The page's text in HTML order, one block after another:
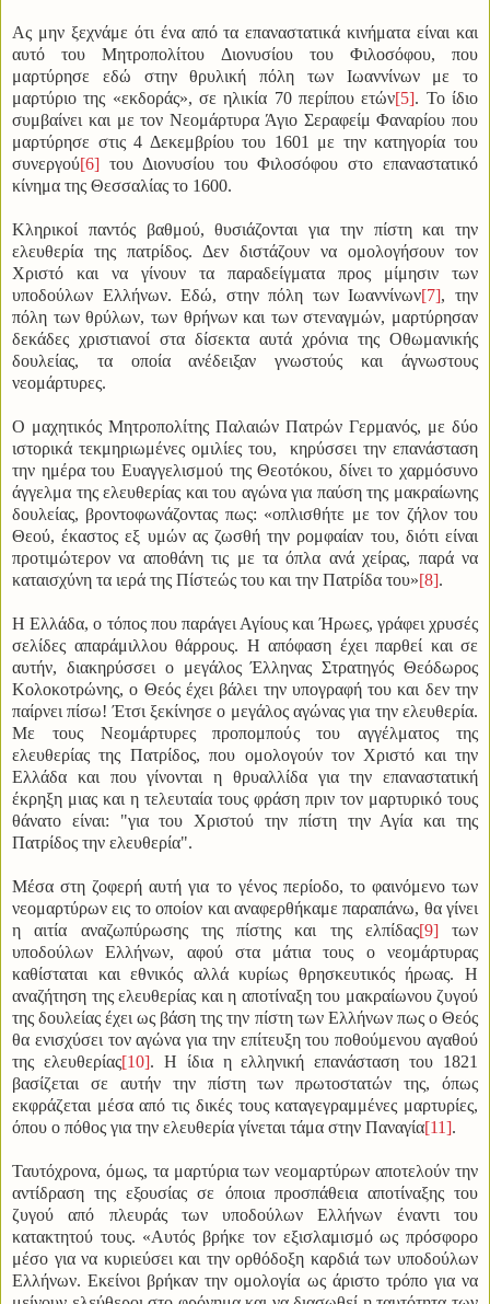
Ας μην ξεχνάμε ότι ένα από τα επαναστατικά κινήματα είναι και
αυτό του Μητροπολίτου Διονυσίου του Φιλοσόφου, που
μαρτύρησε εδώ στην θρυλική πόλη των Ιωαννίνων με το
μαρτύριο της «εκδοράς», σε ηλικία 70 περίπου ετών[5]. Το ίδιο
συμβαίνει και με τον Νεομάρτυρα Άγιο Σεραφείμ Φαναρίου που
μαρτύρησε στις 4 Δεκεμβρίου του 1601 με την κατηγορία του
συνεργού[6] του Διονυσίου του Φιλοσόφου στο επαναστατικό
κίνημα της Θεσσαλίας το 1600.
Κληρικοί παντός βαθμού, θυσιάζονται για την πίστη και την
ελευθερία της πατρίδος. Δεν διστάζουν να ομολογήσουν τον
Χριστό και να γίνουν τα παραδείγματα προς μίμησιν των
υποδούλων Ελλήνων. Εδώ, στην πόλη των Ιωαννίνων[7], την
πόλη των θρύλων, των θρήνων και των στεναγμών, μαρτύρησαν
δεκάδες χριστιανοί στα δίσεκτα αυτά χρόνια της Οθωμανικής
δουλείας, τα οποία ανέδειξαν γνωστούς και άγνωστους
νεομάρτυρες.
Ο μαχητικός Μητροπολίτης Παλαιών Πατρών Γερμανός, με δύο
ιστορικά τεκμηριωμένες ομιλίες του, κηρύσσει την επανάσταση
την ημέρα του Ευαγγελισμού της Θεοτόκου, δίνει το χαρμόσυνο
άγγελμα της ελευθερίας και του αγώνα για παύση της μακραίωνης
δουλείας, βροντοφωνάζοντας πως: «οπλισθήτε με τον ζήλον του
Θεού, έκαστος εξ υμών ας ζωσθή την ρομφαίαν του, διότι είναι
προτιμώτερον να αποθάνη τις με τα όπλα ανά χείρας, παρά να
καταισχύνη τα ιερά της Πίστεώς του και την Πατρίδα του»[8].
Η Ελλάδα, ο τόπος που παράγει Αγίους και Ήρωες, γράφει χρυσές
σελίδες απαράμιλλου θάρρους. Η απόφαση έχει παρθεί και σε
αυτήν, διακηρύσσει ο μεγάλος Έλληνας Στρατηγός Θεόδωρος
Κολοκοτρώνης, ο Θεός έχει βάλει την υπογραφή του και δεν την
παίρνει πίσω! Έτσι ξεκίνησε ο μεγάλος αγώνας για την ελευθερία.
Με τους Νεομάρτυρες προπομπούς του αγγέλματος της
ελευθερίας της Πατρίδος, που ομολογούν τον Χριστό και την
Ελλάδα και που γίνονται η θρυαλλίδα για την επαναστατική
έκρηξη μιας και η τελευταία τους φράση πριν τον μαρτυρικό τους
θάνατο είναι: "για του Χριστού την πίστη την Αγία και της
Πατρίδος την ελευθερία".
Μέσα στη ζοφερή αυτή για το γένος περίοδο, το φαινόμενο των
νεομαρτύρων εις το οποίον και αναφερθήκαμε παραπάνω, θα γίνει
η αιτία αναζωπύρωσης της πίστης και της ελπίδας[9]των
υποδούλων Ελλήνων, αφού στα μάτια τους ο νεομάρτυρας
καθίσταται και εθνικός αλλά κυρίως θρησκευτικός ήρωας. Η
αναζήτηση της ελευθερίας και η αποτίναξη του μακραίωνου ζυγού
της δουλείας έχει ως βάση της την πίστη των Ελλήνων πως ο Θεός
θα ενισχύσει τον αγώνα για την επίτευξη του ποθούμενου αγαθού
της ελευθερίας[10]. Η ίδια η ελληνική επανάσταση του 1821
βασίζεται σε αυτήν την πίστη των πρωτοστατών της, όπως
εκφράζεται μέσα από τις δικές τους καταγεγραμμένες μαρτυρίες,
όπου ο πόθος για την ελευθερία γίνεται τάμα στην Παναγία[11].
Ταυτόχρονα, όμως, τα μαρτύρια των νεομαρτύρων αποτελούν την
αντίδραση της εξουσίας σε όποια προσπάθεια αποτίναξης του
ζυγού από πλευράς των υποδούλων Ελλήνων έναντι του
κατακτητού τους. «Αυτός βρήκε τον εξισλαμισμό ως πρόσφορο
μέσο για να κυριεύσει και την ορθόδοξη καρδιά των υποδούλων
Ελλήνων. Εκείνοι βρήκαν την ομολογία ως άριστο τρόπο για να